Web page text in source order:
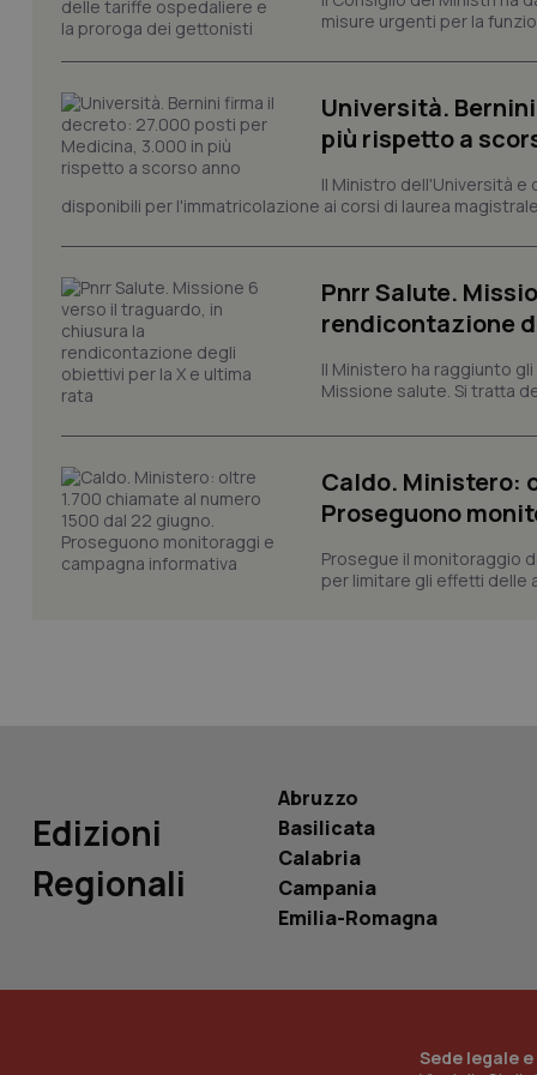
misure urgenti per la
Università.
più rispetto a
Il Ministro dell'Università e
disponibili per l'immatricolazione ai corsi di laurea
Pnrr Salute.
rendicontazione
Il Ministero ha raggiunto
Missione salute. Si tratta
Caldo. Ministero:
Proseguono
Prosegue il monitoraggio
per limitare gli effetti delle
Edizioni
Regionali
Abruzzo
Basilicata
Calabria
Campania
Emilia-Romagna
Sede legale
I cookie necessari
e l'accesso alle aree
Nome
CookieScriptConsent
tracking-sites-
tracking-enable
tracking-sites-
VISITOR_INFO1_LIVE